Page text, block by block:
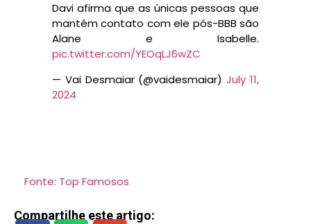
Davi afirma que as únicas pessoas que
mantém contato com ele pós-BBB são
Alane e Isabelle.
pic.twitter.com/YEOqLJ6wZC
— Vai Desmaiar (@vaidesmaiar)July 11,
2024
Fonte: Top Famosos
Compartilhe este artigo: